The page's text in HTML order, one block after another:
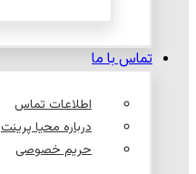
تماس با ما
اطلاعات تماس
درباره محیا پرینت
حریم خصوصی